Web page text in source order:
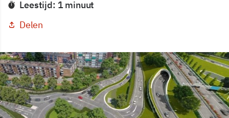
Leestijd: 1 minuut
Delen